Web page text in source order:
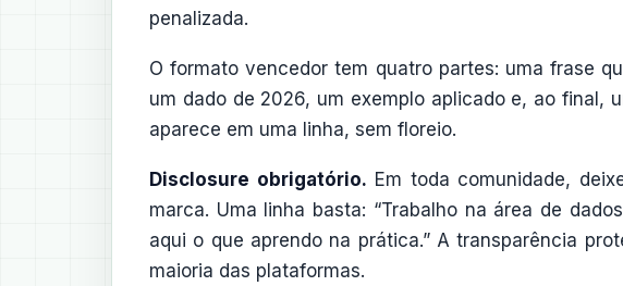
penalizada.
O formato vencedor tem quatro partes: uma frase
um dado de 2026, um exemplo aplicado e, ao final,
aparece em uma linha, sem floreio.
Disclosure obrigatório. Em toda comunidade,
marca. Uma linha basta: “Trabalho na área de
aqui o que aprendo na prática.” A transparência
maioria das plataformas.